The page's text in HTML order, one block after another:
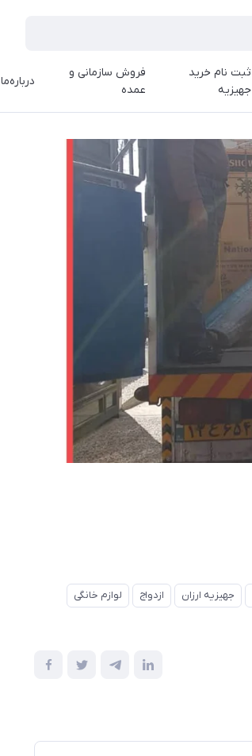
ثبت نام خرید
جهیزیه
فروش سازمانی و
عمده
درباره‌ما
جهیزیه ارزان ازدواج
لوازم خانگی